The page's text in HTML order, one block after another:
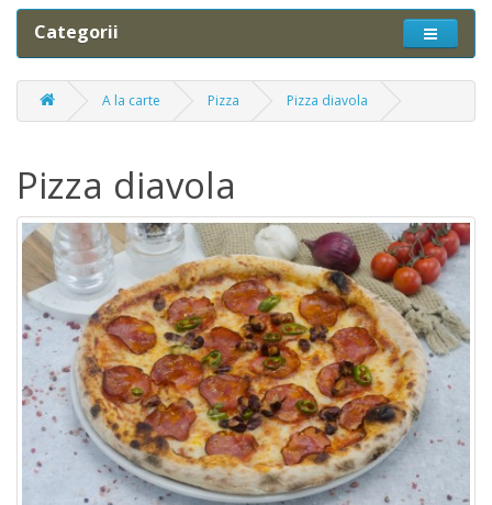
Categorii
A la carte Pizza Pizza diavola
Pizza diavola